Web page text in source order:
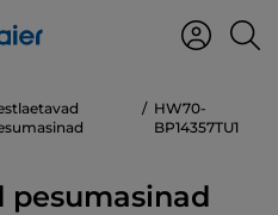
HW70-
BP14357TU1
pesumasinad